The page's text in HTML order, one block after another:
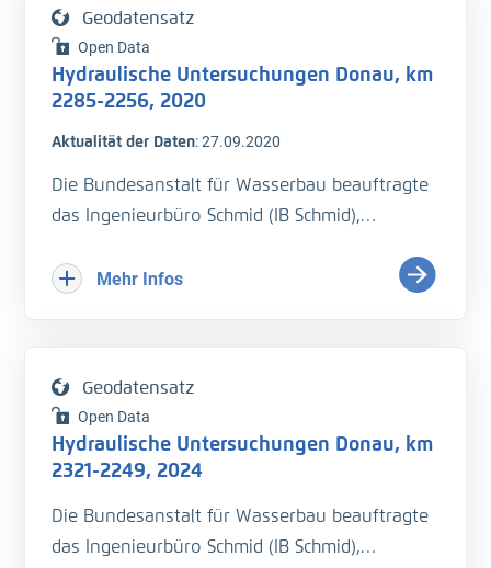
Messzeitpunkt: 22.06.2023-23.06.2023:
- km 2321,3–2249: Wasserspiegelfixierung
Pegel Straubing (Südarm) bis Vilshofen (H_WSP)
- Isar-km 0 bis 8,6 WSP-Fixierung
- Durchflussmessung (Q)
- Fließgeschwindigkeit (v_Str)
QS ist erfolgt
Geodatensatz
Open Data
Hydraulische Untersuchungen Donau, km
2285-2256, 2020
Aktualität der Daten:27.09.2020
Die Bundesanstalt für Wasserbau beauftragte
das Ingenieurbüro Schmid (IB Schmid),
bei der Isarmündung vor und nach
durchgeführt werden. Dieser Bericht behandelt
die Messungen vor den
Fahrrinnenbaggerungen.
- Wasserspiegelfixierung (H_WSP)
- Querprofilmessung (H_Sohle)
Mehr Infos
Geodatensatz
Open Data
Hydraulische Untersuchungen Donau, km
2321-2249, 2024
Die Bundesanstalt für Wasserbau beauftragte
das Ingenieurbüro Schmid (IB Schmid),